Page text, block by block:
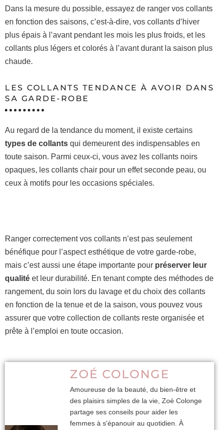
Dans la mesure du possible, essayez de ranger vos collants
en fonction des saisons, c’est-à-dire, vos collants d’hiver
plus épais à l’avant pendant les mois les plus froids, et les
collants plus légers et colorés à l’avant durant la saison plus
chaude.
LES COLLANTS TENDANCE À AVOIR DANS
SA GARDE-ROBE
Au regard de la tendance du moment, il existe certains
types de collants qui demeurent des indispensables en
toute saison. Parmi ceux-ci, vous avez les collants noirs
opaques, les collants chair pour un effet seconde peau, ou
ceux à motifs pour les occasions spéciales.
Ranger correctement vos collants n’est pas seulement
bénéfique pour l’aspect esthétique de votre garde-robe,
mais c’est aussi une étape importante pour préserver leur
qualité et leur durabilité. En tenant compte des méthodes de
rangement, du soin lors du lavage et du choix des collants
en fonction de la tenue et de la saison, vous pouvez vous
assurer que votre collection de collants reste organisée et
prête à l’emploi en toute occasion.
ZOÉ COLONGE
Amoureuse de la beauté, du bien-être et
des plaisirs simples de la vie, Zoé Colonge
partage ses conseils pour aider les
femmes à s'épanouir au quotidien. À